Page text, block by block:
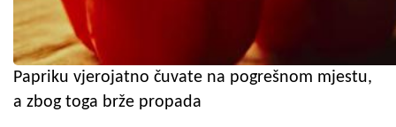
Papriku vjerojatno čuvate na pogrešnom mjestu,
a zbog toga brže propada